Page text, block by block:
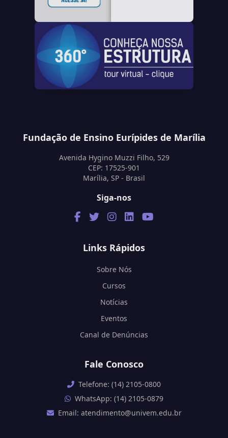
Fundação de Ensino Eurípides de Marília
Avenida Hygino Muzzi Filho, 529
CEP: 17525-901
Marília, SP - Brasil
Siga-nos
Links Rápidos
Sobre Nós
Cursos
Notícias
Eventos
Canal de Denúncias
Fale Conosco
Telefone: (14) 2105-0800
WhatsApp: (14) 2105-0879
Email: atendimento@univem.edu.br